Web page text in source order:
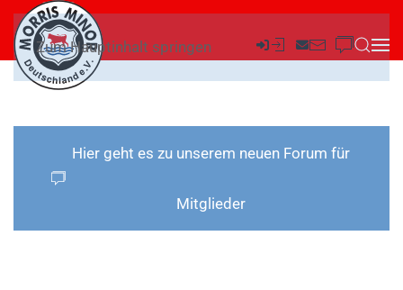
Zum Hauptinhalt springen
Hier geht es zu unserem neuen Forum für
Mitglieder